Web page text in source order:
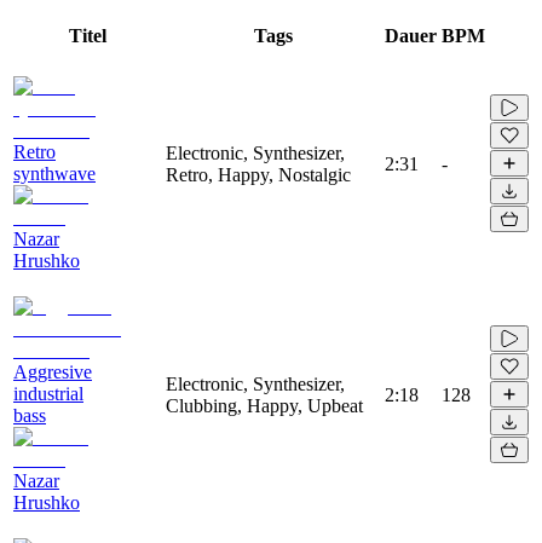
Titel Tags Dauer BPM
Retro
synthwave
Nazar
Hrushko
Electronic, Synthesizer,
Retro, Happy, Nostalgic
2:31 -
Aggresive
industrial
bass
Nazar
Hrushko
Electronic, Synthesizer,
Clubbing, Happy, Upbeat
2:18 128